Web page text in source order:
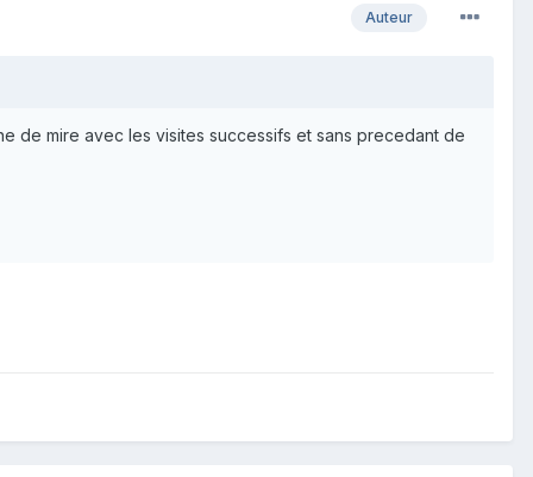
Auteur
de mire avec les visites successifs et sans precedant de